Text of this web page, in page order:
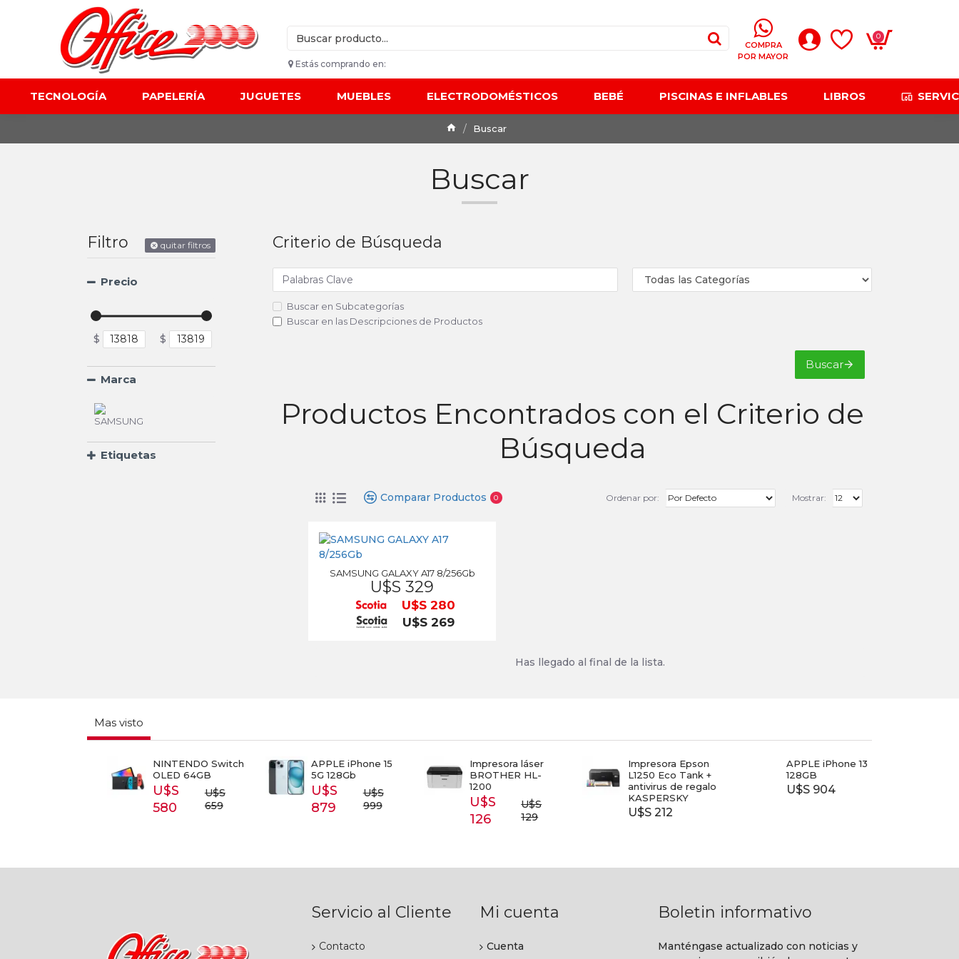
Estás comprando en:
COMPRA
POR MAYOR
0
TECNOLOGÍA PAPELERÍA JUGUETES MUEBLES ELECTRODOMÉSTICOS BEBÉ PISCINAS E INFLABLES LIBROS
Buscar
Buscar
Filtro quitar filtros
Precio
$ $
Marca
Etiquetas
Criterio de Búsqueda
Buscar en Subcategorías
Buscar en las Descripciones de Productos
Buscar
Productos Encontrados con el Criterio de
Búsqueda
Comparar Productos 0 Ordenar por: Mostrar:
SAMSUNG GALAXY A17 8/256Gb
U$S 329
U$S 280
U$S 269
Has llegado al final de la lista.
Mas visto
NINTENDO Switch
OLED 64GB
U$S
580
U$S
659
APPLE iPhone 15
5G 128Gb
U$S
879
U$S
999
Impresora láser
BROTHER HL-
1200
U$S
126
U$S
129
Impresora Epson
L1250 Eco Tank +
antivirus de regalo
KASPERSKY
U$S 212
APPLE iPhone 13
128GB
U$S 904
Servicio al Cliente
Contacto
Mi cuenta
Cuenta
Boletin informativo
Manténgase actualizado con noticias y